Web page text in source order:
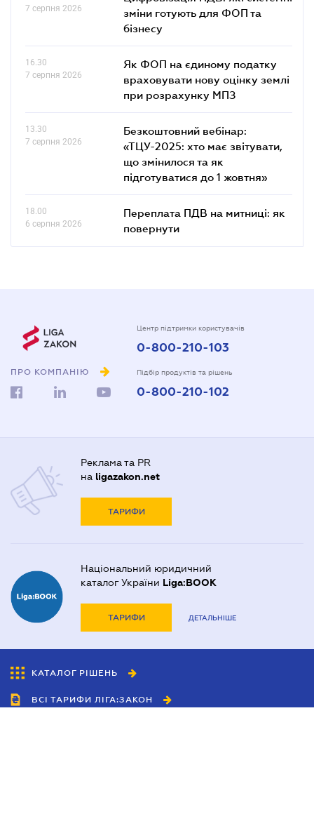
7 серпня 2026
зміни готують для ФОП та
бізнесу
16.30
7 серпня 2026
Як ФОП на єдиному податку
враховувати нову оцінку землі
при розрахунку МПЗ
13.30
7 серпня 2026
Безкоштовний вебінар:
«ТЦУ-2025: хто має звітувати,
що змінилося та як
підготуватися до 1 жовтня»
18.00
6 серпня 2026
Переплата ПДВ на митниці: як
повернути
ПРО КОМПАНІЮ
Центр підтримки користувачів
0-800-210-103
Підбір продуктів та рішень
0-800-210-102
Реклама та PR
на ligazakon.net
ТАРИФИ
Національний юридичний
каталог України Liga:BOOK
ТАРИФИ ДЕТАЛЬНІШЕ
КАТАЛОГ РІШЕНЬ
ВСІ ТАРИФИ ЛІГА:ЗАКОН